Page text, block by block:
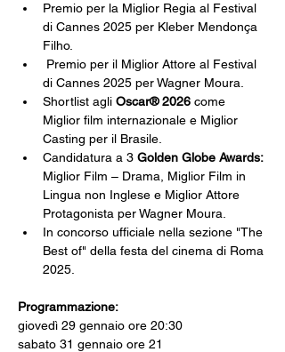
Premio per la Miglior Regia al Festival
di Cannes 2025 per Kleber Mendonça
Filho.
Premio per il Miglior Attore al Festival
di Cannes 2025 per Wagner Moura.
Shortlist agli Oscar® 2026 come
Miglior film internazionale e Miglior
Casting per il Brasile.
Candidatura a 3 Golden Globe Awards:
Miglior Film – Drama, Miglior Film in
Lingua non Inglese e Miglior Attore
Protagonista per Wagner Moura.
In concorso ufficiale nella sezione "The
Best of" della festa del cinema di Roma
2025.
Programmazione:
giovedì 29 gennaio ore 20:30
sabato 31 gennaio ore 21